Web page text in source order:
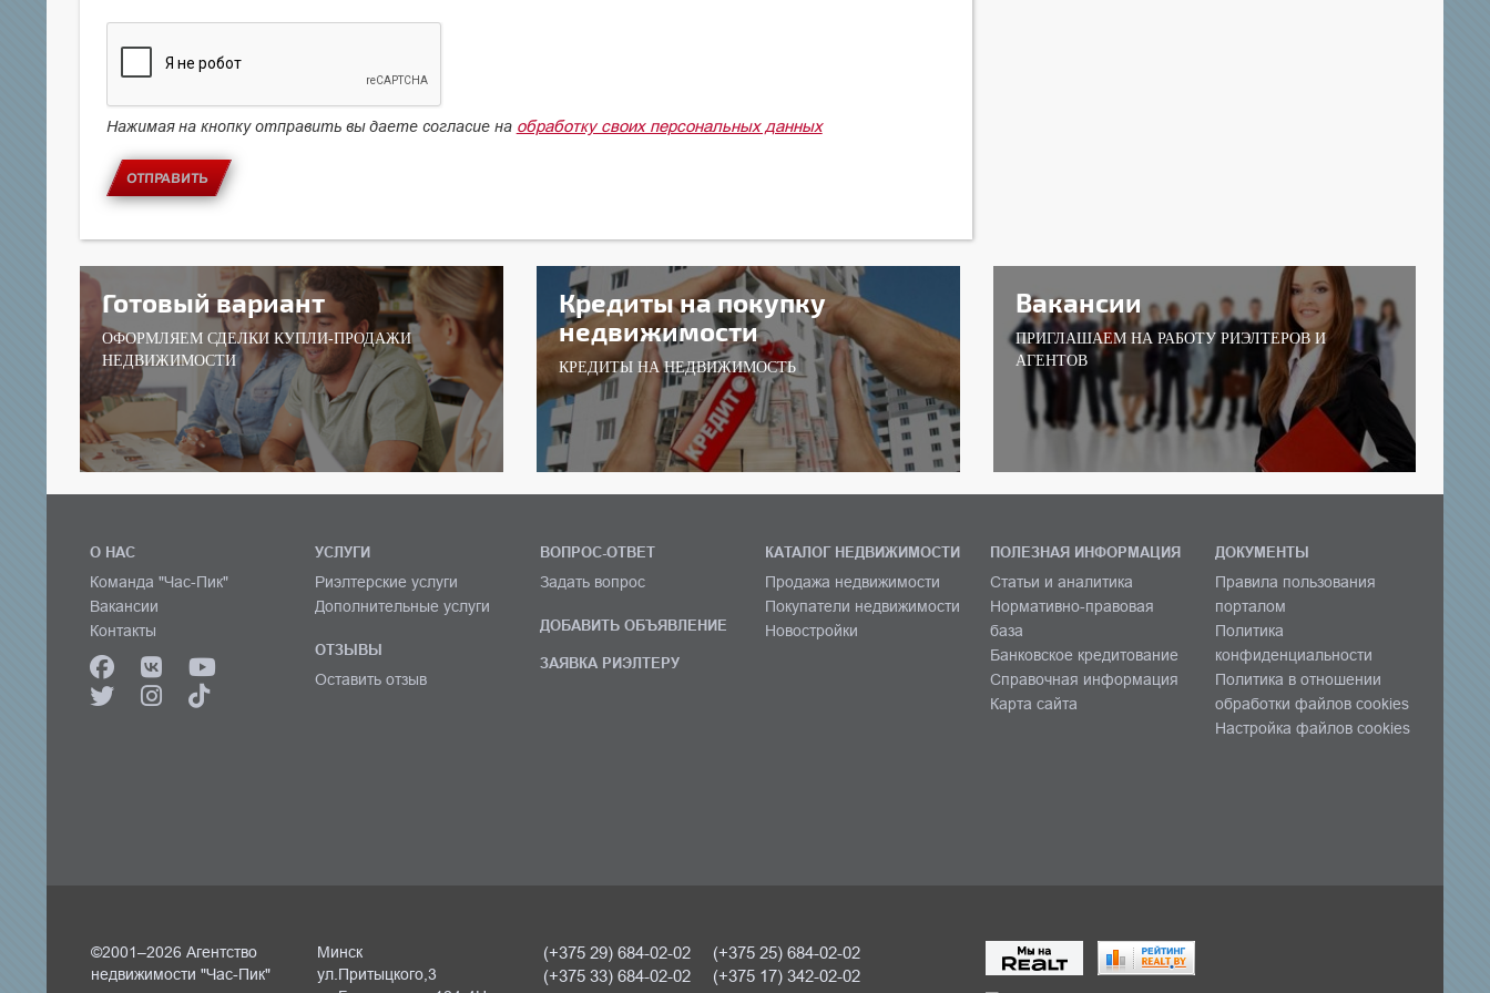
Нажимая на кнопку отправить вы даете согласие на обработку своих персональных данных
ОТПРАВИТЬ
Готовый вариант
ОФОРМЛЯЕМ СДЕЛКИ КУПЛИ-ПРОДАЖИ
НЕДВИЖИМОСТИ
Кредиты на покупку
недвижимости
КРЕДИТЫ НА НЕДВИЖИМОСТЬ
Вакансии
ПРИГЛАШАЕМ НА РАБОТУ РИЭЛТЕРОВ И
АГЕНТОВ
О НАС
Команда "Час-Пик"
Вакансии
Контакты
УСЛУГИ
Риэлтерские услуги
Дополнительные услуги
ОТЗЫВЫ
Оставить отзыв
ВОПРОС-ОТВЕТ
Задать вопрос
ДОБАВИТЬ ОБЪЯВЛЕНИЕ
ЗАЯВКА РИЭЛТЕРУ
КАТАЛОГ НЕДВИЖИМОСТИ
Продажа недвижимости
Покупатели недвижимости
Новостройки
ПОЛЕЗНАЯ ИНФОРМАЦИЯ
Статьи и аналитика
Нормативно-правовая
база
Банковское кредитование
Справочная информация
Карта сайта
ДОКУМЕНТЫ
Правила пользования
порталом
Политика
конфиденциальности
Политика в отношении
обработки файлов cookies
Настройка файлов cookies
©2001–2026 Агентство
недвижимости "Час-Пик"
Минск
ул.Притыцкого,3
(+375 29) 684-02-02
(+375 25) 684-02-02
(+375 33) 684-02-02
(+375 17) 342-02-02